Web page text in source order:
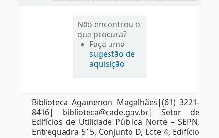
Não encontrou o
que procura?
Faça uma
sugestão de
aquisição
Biblioteca Agamenon Magalhães|(61) 3221-
8416| biblioteca@cade.gov.br| Setor de
Edifícios de Utilidade Pública Norte – SEPN,
Entrequadra 515, Conjunto D, Lote 4, Edifício